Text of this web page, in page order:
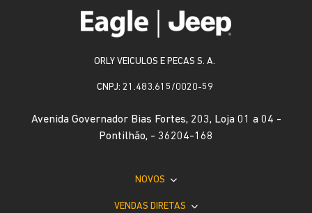
ORLY VEICULOS E PECAS S. A.
CNPJ: 21.483.615/0020-59
Avenida Governador Bias Fortes, 203, Loja 01 a 04 -
Pontilhão, - 36204-168
NOVOS
VENDAS DIRETAS